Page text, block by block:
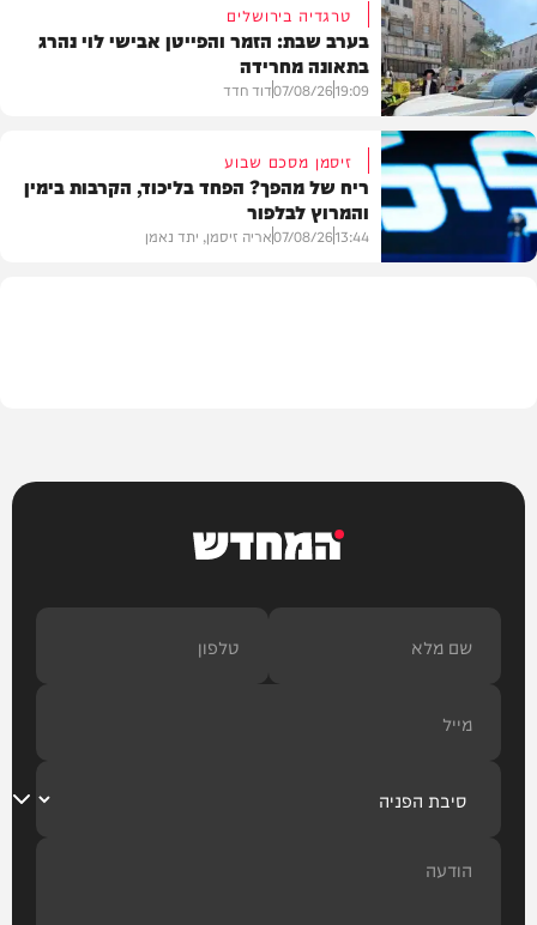
חדשות
בארץ
טרגדיה בירושלים
בערב שבת: הזמר והפייטן אבישי לוי נהרג
בתאונה מחרידה
19:09
07/08/26דוד חדד
זיסמן מסכם שבוע
ריח של מהפך? הפחד בליכוד, הקרבות בימין
והמרוץ לבלפור
13:44
07/08/26אריה זיסמן, יתד נאמן
המחדש